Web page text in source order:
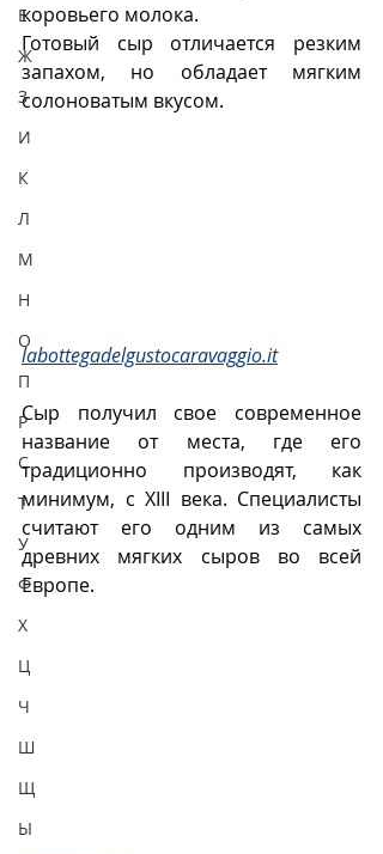
Е
Ж
З
И
К
Л
М
Н
О
П
Р
С
Т
У
Ф
Х
Ц
Ч
Ш
Щ
Ы
коровьего молока.
Готовый сыр отличается резким
запахом, но обладает мягким
солоноватым вкусом.
labottegadelgustocaravaggio.it
Сыр получил свое современное
название от места, где его
традиционно производят, как
минимум, с XIII века. Специалисты
считают его одним из самых
древних мягких сыров во всей
Европе.